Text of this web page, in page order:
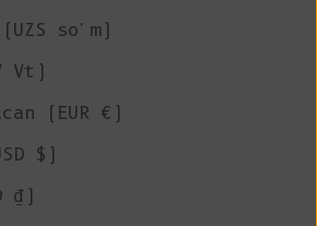
so'm)
Vt)
(EUR €)
$)
₫)